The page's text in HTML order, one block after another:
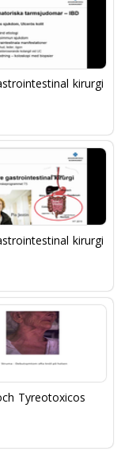
kirurgi
kirurgi
Tyreotoxicos